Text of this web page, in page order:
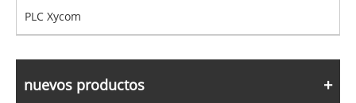
PLC Xycom
nuevos productos